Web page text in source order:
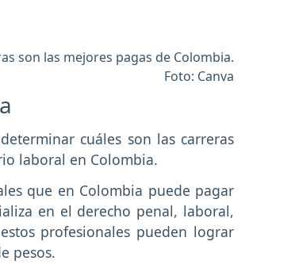
son las mejores pagas de Colombia.
Foto: Canva
cuáles son las carreras
laboral en Colombia.
que en Colombia puede pagar
en el derecho penal, laboral,
profesionales pueden lograr
pesos.